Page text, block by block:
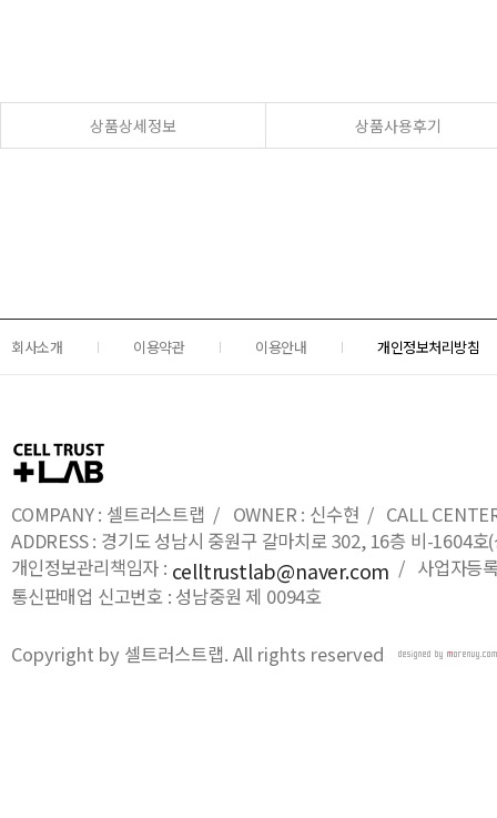
상품상세정보 상품사용후기
회사소개 이용약관 이용안내 개인정보처리방침
COMPANY : 셀트러스트랩 / OWNER : 신수현 / CALL
ADDRESS : 경기도 성남시 중원구 갈마치로 302, 16층 비-1604
개인정보관리책임자 : celltrustlab@naver.com / 사업자등
통신판매업 신고번호 : 성남중원 제 0094호
Copyright by 셀트러스트랩. All rights reserved